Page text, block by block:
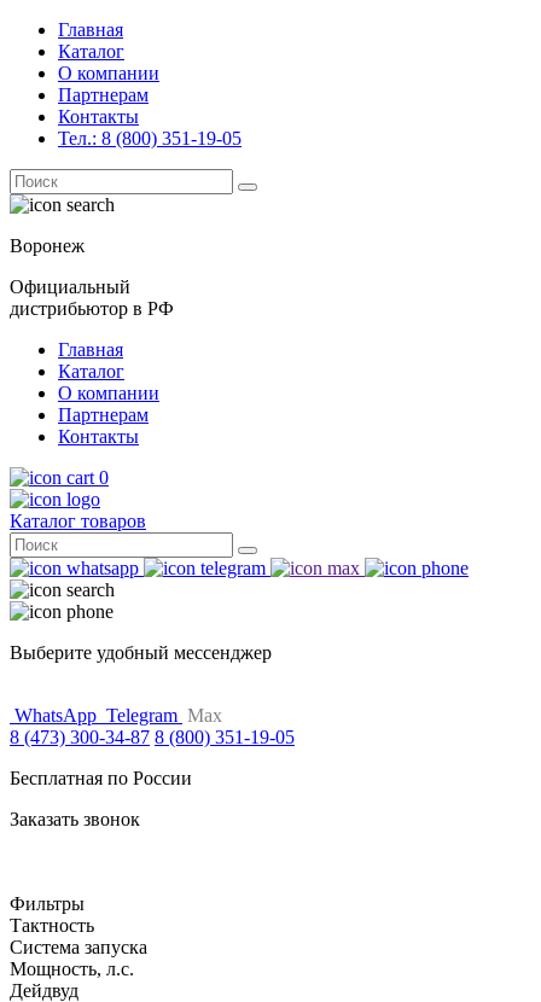
Главная
Каталог
О компании
Партнерам
Контакты
Тел.: 8 (800) 351-19-05
Поиск
for:
Воронеж
Официальный
дистрибьютор в РФ
Главная
Каталог
О компании
Партнерам
Контакты
0
Каталог товаров
Поиск
for:
Выберите удобный мессенджер
WhatsApp Telegram Max
8 (473) 300-34-87 8 (800) 351-19-05
Бесплатная по России
Заказать звонок
Фильтры
Тактность
Система запуска
Мощность, л.с.
Дейдвуд